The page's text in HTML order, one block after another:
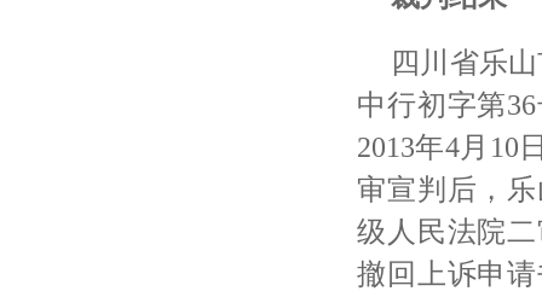
四川省乐
中行初字第
2013年4月10
审宣判后，
级人民法院
撤回上诉申